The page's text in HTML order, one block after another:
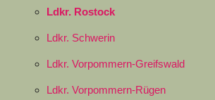
Ldkr. Rostock
Ldkr. Schwerin
Ldkr. Vorpommern-Greifswald
Ldkr. Vorpommern-Rügen